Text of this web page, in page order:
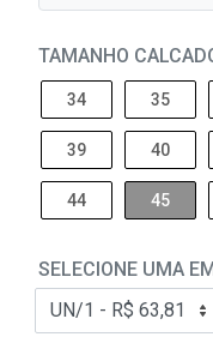
TAMANHO
34 35
39 40
44 45
SELECIONE UMA